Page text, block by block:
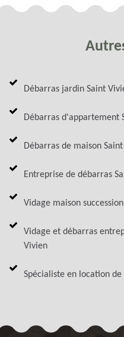
Débarras jardin Saint
Débarras d'appartement
Débarras de maison
Entreprise de débarras
Vidage maison
Vidage et débarras
Vivien
Spécialiste en location